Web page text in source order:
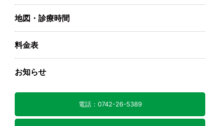
地図・診療時間
料金表
お知らせ
電話：0742-26-5389